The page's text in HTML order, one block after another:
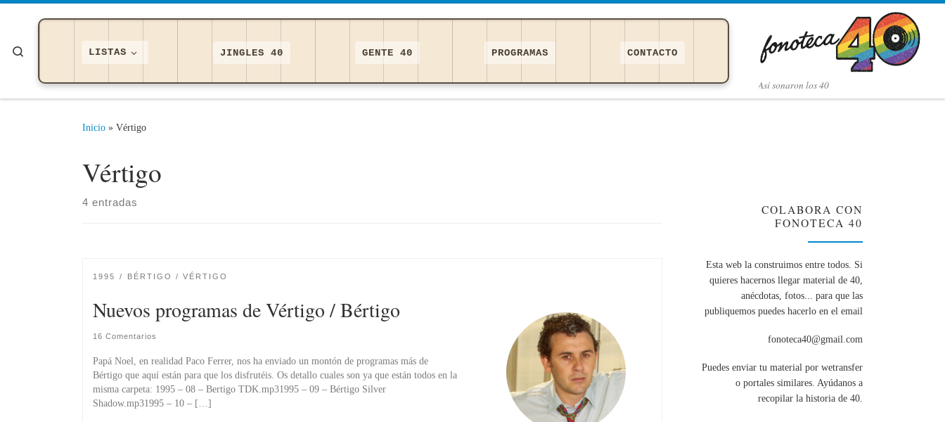
Saltar al contenido
Así­ sonaron los 40
LISTAS JINGLES 40 GENTE 40 PROGRAMAS CONTACTO
Inicio » Vértigo
Vértigo
4 entradas
1995 BÉRTIGO / VÉRTIGO
Nuevos programas de Vértigo / Bértigo
16 Comentarios
Papá Noel, en realidad Paco Ferrer, nos ha enviado un montón de programas más de
Bértigo que aquí están para que los disfrutéis. Os detallo cuales son ya que están todos en la
misma carpeta: 1995 – 08 – Bertigo TDK.mp31995 – 09 – Bértigo Silver
Shadow.mp31995 – 10 – […]
COLABORA CON
FONOTECA 40
Esta web la construimos entre todos. Si
quieres hacernos llegar material de 40,
anécdotas, fotos... para que las
publiquemos puedes hacerlo en el email
fonoteca40@gmail.com
Puedes enviar tu material por wetransfer
o portales similares. Ayúdanos a
recopilar la historia de 40.